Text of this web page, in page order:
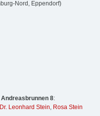
Nord, Eppendorf)
Andreasbrunnen 8:
Dr. Leonhard Stein, Rosa Stein